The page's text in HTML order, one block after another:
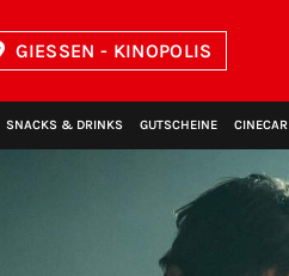
GIESSEN - KINOPOLIS
SNACKS & DRINKS GUTSCHEINE